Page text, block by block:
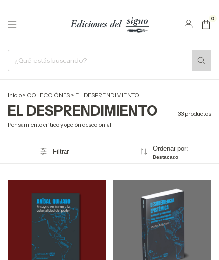
0
Inicio > COLECCIÓNES > EL DESPRENDIMIENTO
EL DESPRENDIMIENTO
33 productos
Pensamiento crítico y opción descolonial
Filtrar Ordenar por:
Destacado